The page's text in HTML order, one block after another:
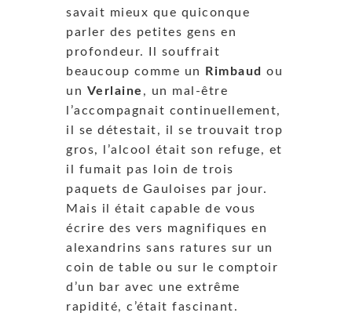
savait mieux que quiconque
parler des petites gens en
profondeur. Il souffrait
beaucoup comme un
Rimbaud ou
un Verlaine , un mal-être
l’accompagnait continuellement,
il se détestait, il se trouvait trop
gros, l’alcool était son refuge, et
il fumait pas loin de trois
paquets de Gauloises par jour.
Mais il était capable de vous
écrire des vers magnifiques en
alexandrins sans ratures sur un
coin de table ou sur le comptoir
d’un bar avec une extrême
rapidité, c’était fascinant.